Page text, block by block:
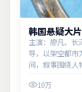
韩国悬疑大
主演：廖凡、
导，以架空都市
间，叙事围绕人
10万